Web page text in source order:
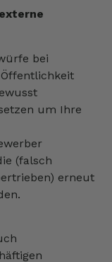
bei
um Ihre
(falsch
erneut